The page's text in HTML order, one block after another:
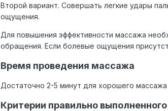
Второй вариант. Совершать легкие удары
ощущения.
Для повышения эффективности массажа
обращения. Если болевые ощущения
Время проведения массажа
Достаточно 2-5 минут для хорошего массажа
Критерии правильно